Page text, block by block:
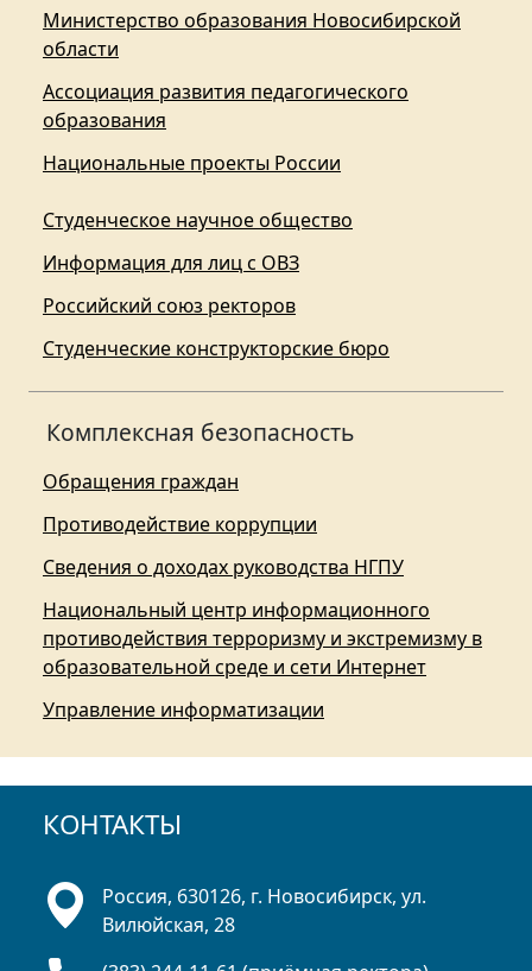
Министерство образования Новосибирской
области
Ассоциация развития педагогического
образования
Национальные проекты России
Студенческое научное общество
Информация для лиц с ОВЗ
Российский союз ректоров
Студенческие конструкторские бюро
Комплексная безопасность
Обращения граждан
Противодействие коррупции
Сведения о доходах руководства НГПУ
Национальный центр информационного
противодействия терроризму и экстремизму в
образовательной среде и сети Интернет
Управление информатизации
КОНТАКТЫ
Россия, 630126, г. Новосибирск, ул.
Вилюйская, 28